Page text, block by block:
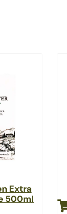
Extra
500ml